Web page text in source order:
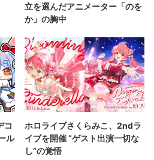
立を選んだアニメーター「のを
か」の胸中
コ
ル
ホロライブさくらみこ、2ndラ
イブを開催 “ゲスト出演一切な
し”の覚悟